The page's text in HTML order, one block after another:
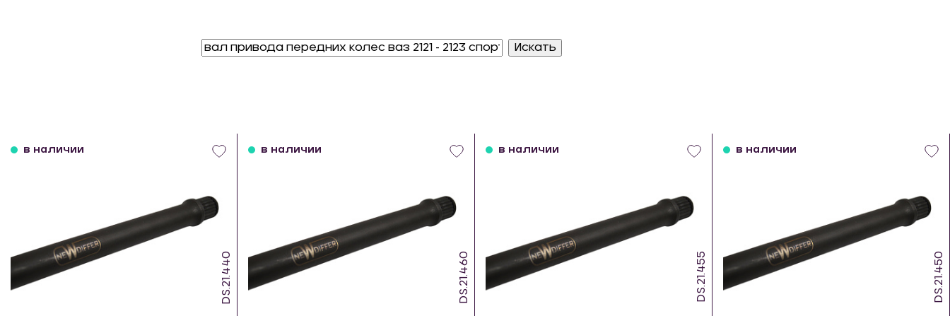
DS.21.440
в наличии
DS.21.460
в наличии
DS.21.455
в наличии
DS.21.450
в наличии